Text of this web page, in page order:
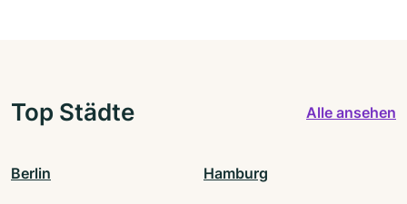
Top Städte Alle ansehen
Berlin Hamburg